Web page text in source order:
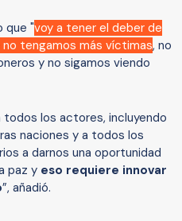
que "voy a tener el deber de
tengamos más víctimas, no
y no sigamos viendo
los actores, incluyendo
naciones y a todos los
a darnos una oportunidad
paz y eso requiere innovar
”, añadió.